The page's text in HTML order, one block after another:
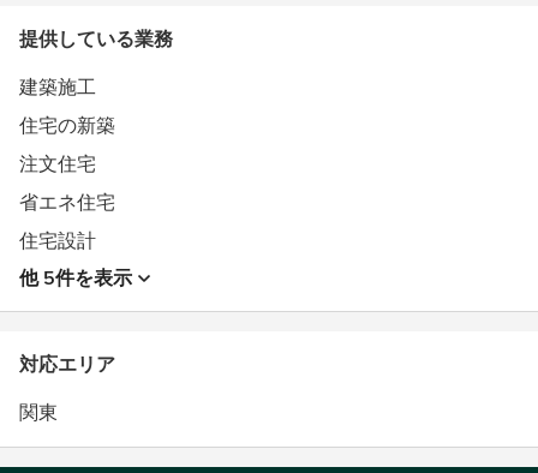
提供している業務
建築施工
住宅の新築
注文住宅
省エネ住宅
住宅設計
他 5件を表示
対応エリア
関東